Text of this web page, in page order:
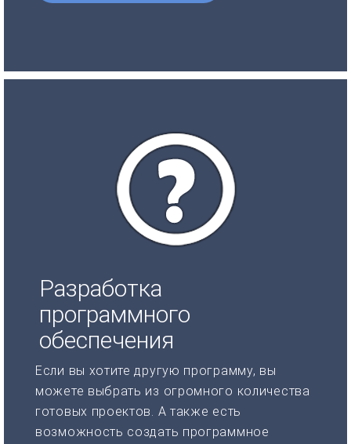
Разработка
программного
обеспечения
Если вы хотите другую программу, вы
можете выбрать из огромного количества
готовых проектов. А также есть
возможность создать программное